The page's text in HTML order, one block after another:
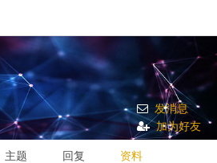
发消息
加为好友
主题 回复 资料